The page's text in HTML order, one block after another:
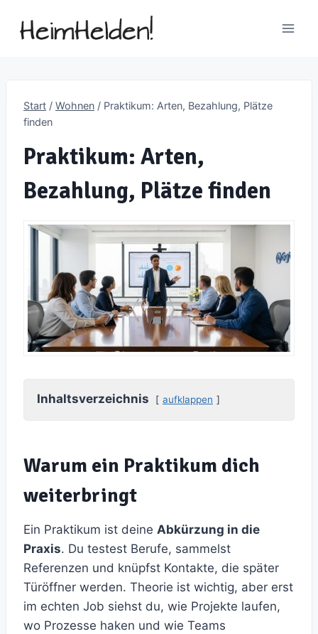
Inhalt
Start / Wohnen / Praktikum: Arten, Bezahlung, Plätze
finden
Praktikum: Arten,
Bezahlung, Plätze finden
Inhaltsverzeichnis aufklappen
Warum ein Praktikum dich
weiterbringt
Ein Praktikum ist deine Abkürzung in die
Praxis. Du testest Berufe, sammelst
Referenzen und knüpfst Kontakte, die später
Türöffner werden. Theorie ist wichtig, aber erst
im echten Job siehst du, wie Projekte laufen,
wo Prozesse haken und wie Teams